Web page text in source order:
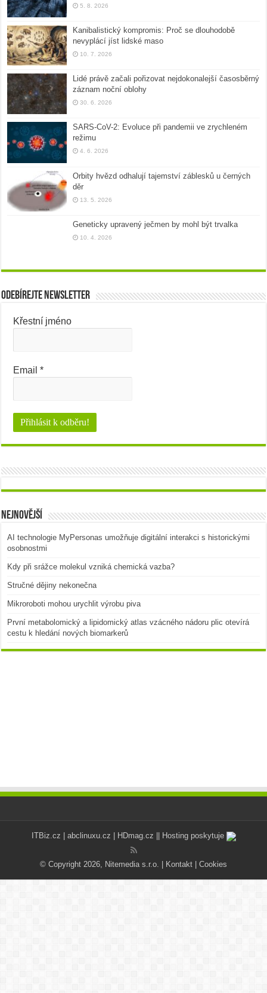
5. 8. 2026
Kanibalistický kompromis: Proč se dlouhodobě
nevyplácí jíst lidské maso
10. 7. 2026
Lidé právě začali pořizovat nejdokonalejší časosběrný
záznam noční oblohy
30. 6. 2026
SARS-CoV-2: Evoluce při pandemii ve zrychleném
režimu
4. 6. 2026
Orbity hvězd odhalují tajemství záblesků u černých
děr
13. 5. 2026
Geneticky upravený ječmen by mohl být trvalka
10. 4. 2026
Odebírejte newsletter
Křestní jméno
Email*
Nejnovější
AI technologie MyPersonas umožňuje digitální interakci s historickými
osobnostmi
Kdy při srážce molekul vzniká chemická vazba?
Stručné dějiny nekonečna
Mikroroboti mohou urychlit výrobu piva
První metabolomický a lipidomický atlas vzácného nádoru plic otevírá
cestu k hledání nových biomarkerů
ITBiz.cz abclinuxu.cz HDmag.cz || Hosting poskytuje
© Copyright 2026, Nitemedia s.r.o. | Kontakt Cookies